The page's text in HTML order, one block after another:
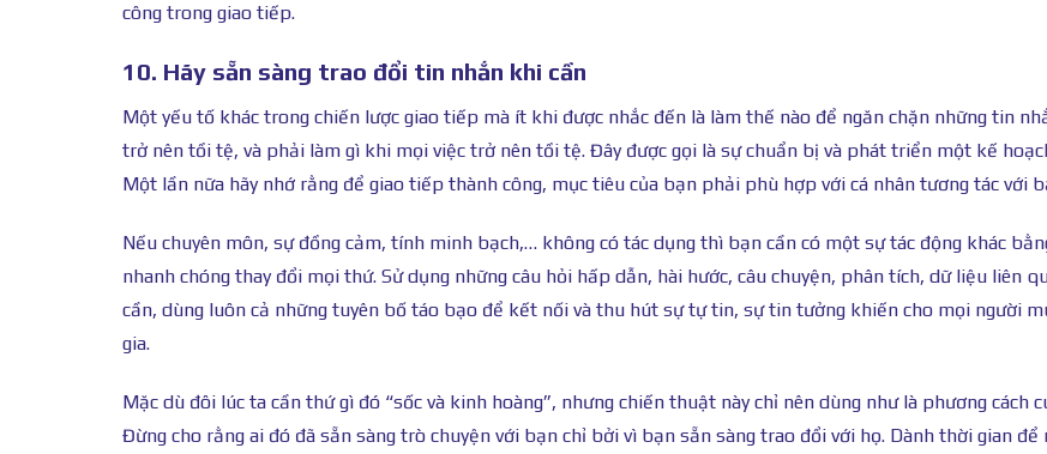
công trong giao tiếp.
10. Hãy sẵn sàng trao đổi tin nhắn khi cần
Một yếu tố khác trong chiến lược giao tiếp mà ít khi được nhắc đến là làm thế nào để ngăn chặn những tin
trở nên tồi tệ, và phải làm gì khi mọi việc trở nên tồi tệ. Đây được gọi là sự chuẩn bị và phát triển một kế
Một lần nữa hãy nhớ rằng để giao tiếp thành công, mục tiêu của bạn phải phù hợp với cá nhân tương tác với
Nếu chuyên môn, sự đồng cảm, tính minh bạch,… không có tác dụng thì bạn cần có một sự tác động khác
nhanh chóng thay đổi mọi thứ. Sử dụng những câu hỏi hấp dẫn, hài hước, câu chuyện, phân tích, dữ liệu liên
cần, dùng luôn cả những tuyên bố táo bạo để kết nối và thu hút sự tự tin, sự tin tưởng khiến cho mọi người
gia.
Mặc dù đôi lúc ta cần thứ gì đó “sốc và kinh hoàng”, nhưng chiến thuật này chỉ nên dùng như là phương cách
Đừng cho rằng ai đó đã sẵn sàng trò chuyện với bạn chỉ bởi vì bạn sẵn sàng trao đổi với họ. Dành thời gian để